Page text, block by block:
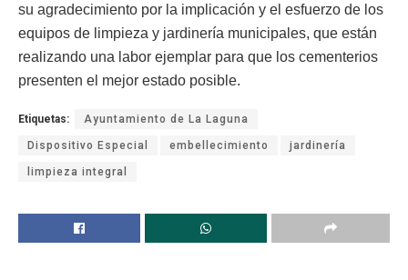
su agradecimiento por la implicación y el esfuerzo de los
equipos de limpieza y jardinería municipales, que están
realizando una labor ejemplar para que los cementerios
presenten el mejor estado posible.
Etiquetas: Ayuntamiento de La Laguna
Dispositivo Especial embellecimiento jardinería
limpieza integral